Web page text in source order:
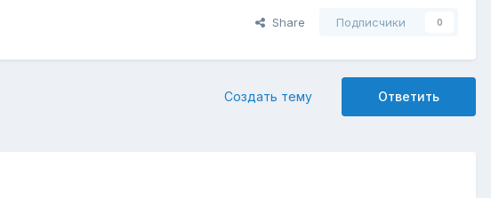
Share Подписчики 0
Ответить
Создать тему